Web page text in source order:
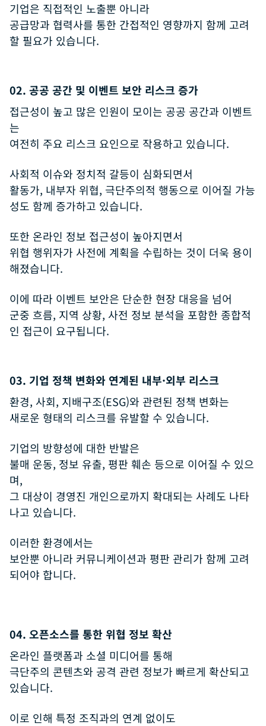
기업은 직접적인 노출뿐 아니라
공급망과 협력사를 통한 간접적인 영향까지 함께 고려
할 필요가 있습니다.
02. 공공 공간 및 이벤트 보안 리스크 증가
접근성이 높고 많은 인원이 모이는 공공 공간과 이벤트
는
여전히 주요 리스크 요인으로 작용하고 있습니다.
사회적 이슈와 정치적 갈등이 심화되면서
활동가, 내부자 위협, 극단주의적 행동으로 이어질 가능
성도 함께 증가하고 있습니다.
또한 온라인 정보 접근성이 높아지면서
위협 행위자가 사전에 계획을 수립하는 것이 더욱 용이
해졌습니다.
이에 따라 이벤트 보안은 단순한 현장 대응을 넘어
군중 흐름, 지역 상황, 사전 정보 분석을 포함한 종합적
인 접근이 요구됩니다.
03. 기업 정책 변화와 연계된 내부·외부 리스크
환경, 사회, 지배구조(ESG)와 관련된 정책 변화는
새로운 형태의 리스크를 유발할 수 있습니다.
기업의 방향성에 대한 반발은
불매 운동, 정보 유출, 평판 훼손 등으로 이어질 수 있으
며,
그 대상이 경영진 개인으로까지 확대되는 사례도 나타
나고 있습니다.
이러한 환경에서는
보안뿐 아니라 커뮤니케이션과 평판 관리가 함께 고려
되어야 합니다.
04. 오픈소스를 통한 위협 정보 확산
온라인 플랫폼과 소셜 미디어를 통해
극단주의 콘텐츠와 공격 관련 정보가 빠르게 확산되고
있습니다.
이로 인해 특정 조직과의 연계 없이도